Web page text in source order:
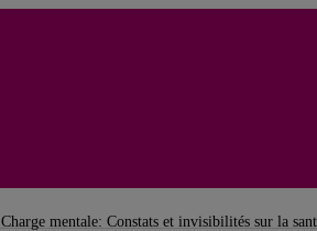
Charge mentale: Constats et invisibilités sur la